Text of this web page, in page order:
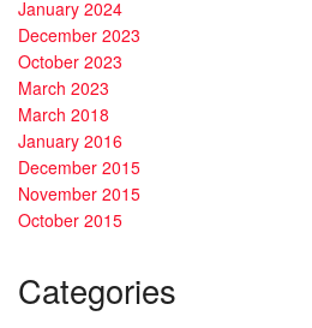
January 2024
December 2023
October 2023
March 2023
March 2018
January 2016
December 2015
November 2015
October 2015
Categories